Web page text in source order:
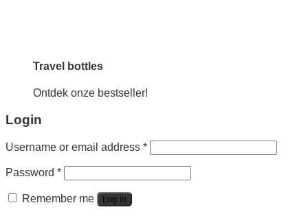
Travel bottles
Ontdek onze bestseller!
Login
Username or email address *Required
Password *Required
Remember me Log in